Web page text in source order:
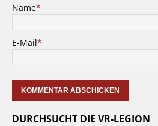
Name*
E-Mail*
DURCHSUCHT DIE VR-LEGION